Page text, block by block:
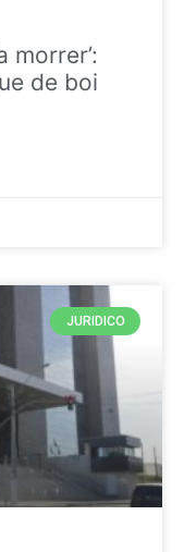
morrer’:
de boi
JURIDICO